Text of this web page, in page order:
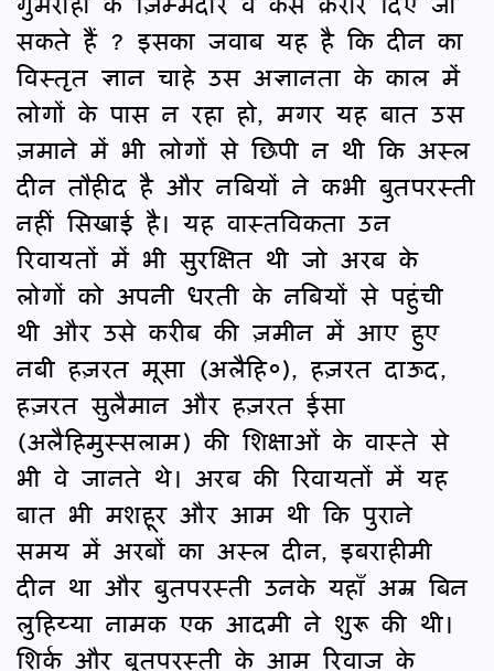
सकते हैं ? इसका जवाब यह है कि दीन का
विस्तृत ज्ञान चाहे उस अज्ञानता के काल में
लोगों के पास न रहा हो, मगर यह बात उस
ज़माने में भी लोगों से छिपी न थी कि अस्ल
दीन तौहीद है और नबियों ने कभी बुतपरस्ती
नहीं सिखाई है। यह वास्तविकता उन
रिवायतों में भी सुरक्षित थी जो अरब के
लोगों को अपनी धरती के नबियों से पहुंची
थी और उसे करीब की ज़मीन में आए हुए
नबी हज़रत मूसा (अलैहि०), हज़रत दाऊद,
हज़रत सुलैमान और हज़रत ईसा
(अलैहिमुस्सलाम) की शिक्षाओं के वास्ते से
भी वे जानते थे। अरब की रिवायतों में यह
बात भी मशहूर और आम थी कि पुराने
समय में अरबों का अस्ल दीन, इबराहीमी
दीन था और बुतपरस्ती उनके यहाँ अम्र बिन
लुहिय्या नामक एक आदमी ने शुरू की थी।
शिर्क और बुतपरस्ती के आम रिवाज के